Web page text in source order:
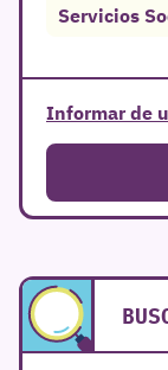
Servicios
Informar de